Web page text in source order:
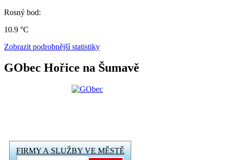
Rosný bod:
10.9 °C
Zobrazit podrobnější statistiky
GObec Hořice na Šumavě
FIRMY A SLUŽBY VE MĚSTĚ